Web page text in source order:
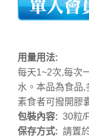
用量用法:
每天1~2次,每次
水。本品為食品,
素食者可撥開膠
包裝內容: 30粒/
保存方式: 請置